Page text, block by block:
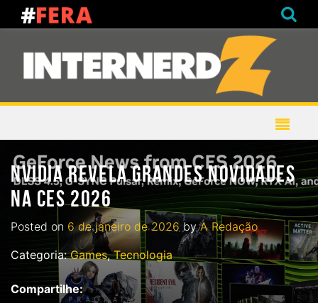
NVIDIA REVELA GRANDES NOVIDADES
NA CES 2026
Posted on 6 de janeiro de 2026 byA Redação
Categoria:Games,Tecnologia
Compartilhe: